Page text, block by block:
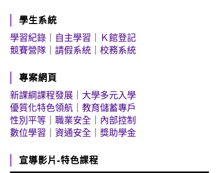
學生系統
學習紀錄
自主學習
Ｋ館登記
競賽營隊
請假系統 校務系統
專案網頁
新課綱課程發展
大學多元入學
優質化特色領航
教育儲蓄專戶
性別平等
職業安全
內部控制
數位學習
資通安全 獎助學金
宣導影片-特色課程